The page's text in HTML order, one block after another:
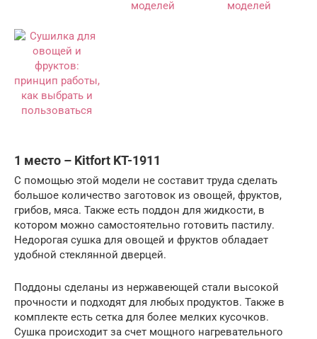
1 место – Kitfort KT-1911
С помощью этой модели не составит труда сделать
большое количество заготовок из овощей, фруктов,
грибов, мяса. Также есть поддон для жидкости, в
котором можно самостоятельно готовить пастилу.
Недорогая сушка для овощей и фруктов обладает
удобной стеклянной дверцей.
Поддоны сделаны из нержавеющей стали высокой
прочности и подходят для любых продуктов. Также в
комплекте есть сетка для более мелких кусочков.
Сушка происходит за счет мощного нагревательного